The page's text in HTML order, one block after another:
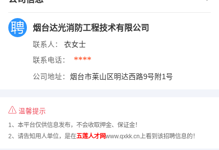
烟台达光消防工程技术有限公司
联系人： 衣女士
联系电话： ****
公司地址： 烟台市莱山区明达西路9号附1号
温馨提示
1、本平台仅供信息发布，不会收取押金、保证金！
2、请告知用人单位，是在五莲人才网www.qxkk.cn上看到该招聘信息的！